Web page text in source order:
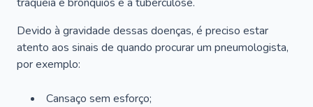
Devido à gravidade dessas doenças, é preciso estar
atento aos sinais de quando procurar um pneumologista,
por exemplo:
Cansaço sem esforço;